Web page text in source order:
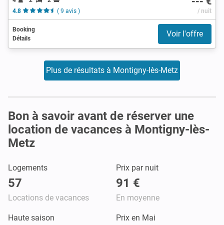
4.8
( 9 avis ) / nuit
Booking
Détails
Voir l'offre
Plus de résultats à Montigny-lès-Metz
Bon à savoir avant de réserver une
location de vacances à Montigny-lès-
Metz
Logements
57
Locations de vacances
Prix par nuit
91 €
En moyenne
Haute saison Prix en Mai